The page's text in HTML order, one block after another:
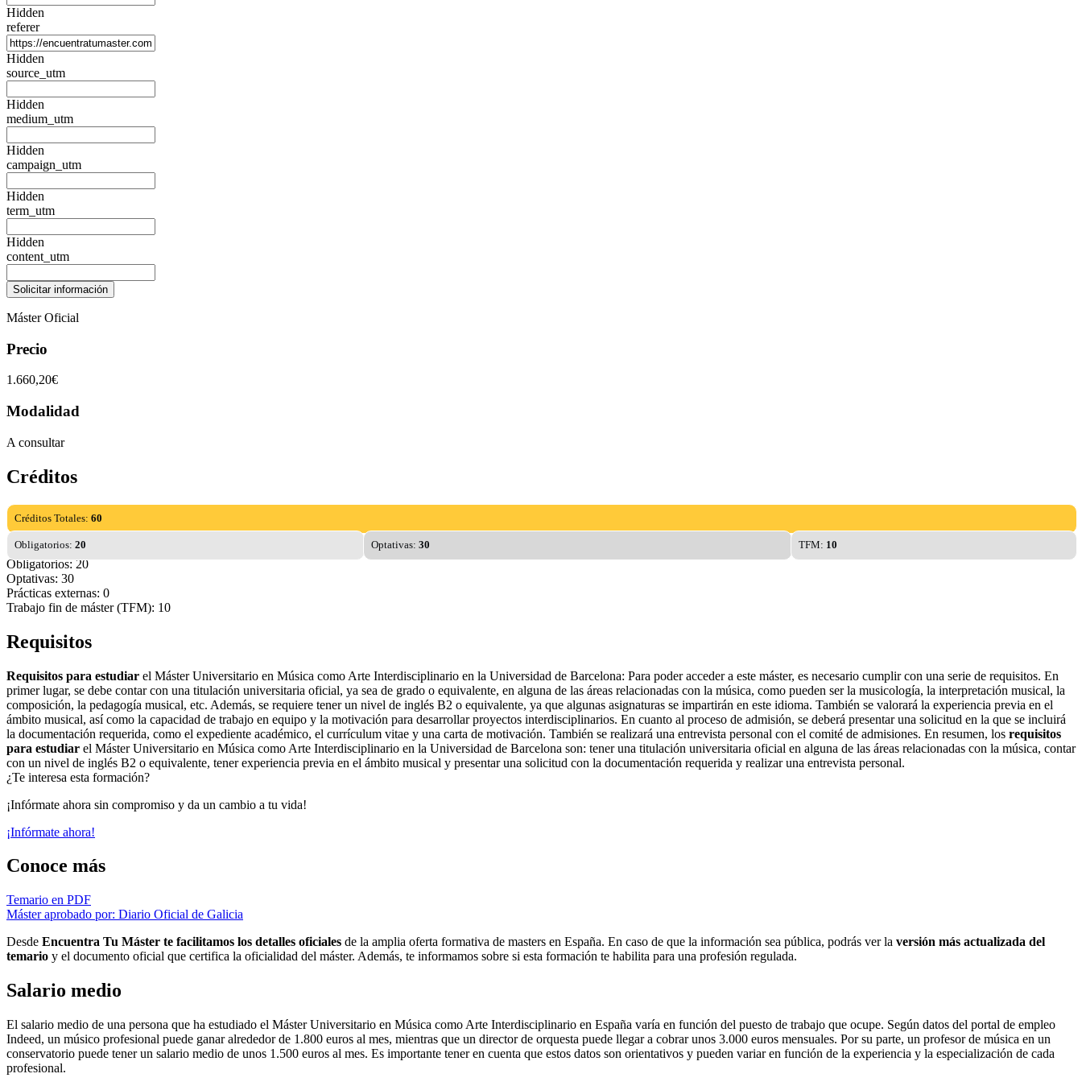
Hidden
referer
Hidden
source_utm
Hidden
medium_utm
Hidden
campaign_utm
Hidden
term_utm
Hidden
content_utm
Máster Oficial
Precio
1.660,20€
Modalidad
A consultar
Créditos
Créditos Totales: 60
Obligatorios: 20 Optativas: 30 TFM: 10
Obligatorios: 20
Optativas: 30
Prácticas externas: 0
Trabajo fin de máster (TFM): 10
Requisitos
Requisitos para estudiar el Máster Universitario en Música como Arte Interdisciplinario en la Universidad de Barcelona: Para poder acceder a este máster, es necesario cumplir con una serie de requisitos. En
primer lugar, se debe contar con una titulación universitaria oficial, ya sea de grado o equivalente, en alguna de las áreas relacionadas con la música, como pueden ser la musicología, la interpretación musical, la
composición, la pedagogía musical, etc. Además, se requiere tener un nivel de inglés B2 o equivalente, ya que algunas asignaturas se impartirán en este idioma. También se valorará la experiencia previa en el
ámbito musical, así como la capacidad de trabajo en equipo y la motivación para desarrollar proyectos interdisciplinarios. En cuanto al proceso de admisión, se deberá presentar una solicitud en la que se incluirá
la documentación requerida, como el expediente académico, el currículum vitae y una carta de motivación. También se realizará una entrevista personal con el comité de admisiones. En resumen, los requisitos
para estudiar el Máster Universitario en Música como Arte Interdisciplinario en la Universidad de Barcelona son: tener una titulación universitaria oficial en alguna de las áreas relacionadas con la música, contar
con un nivel de inglés B2 o equivalente, tener experiencia previa en el ámbito musical y presentar una solicitud con la documentación requerida y realizar una entrevista personal.
¿Te interesa esta formación?
¡Infórmate ahora sin compromiso y da un cambio a tu vida!
¡Infórmate ahora!
Conoce más
Temario en PDF
Máster aprobado por: Diario Oficial de Galicia
Desde Encuentra Tu Máster te facilitamos los detalles oficiales de la amplia oferta formativa de masters en España. En caso de que la información sea pública, podrás ver la versión más actualizada del
temario y el documento oficial que certifica la oficialidad del máster. Además, te informamos sobre si esta formación te habilita para una profesión regulada.
Salario medio
El salario medio de una persona que ha estudiado el Máster Universitario en Música como Arte Interdisciplinario en España varía en función del puesto de trabajo que ocupe. Según datos del portal de empleo
Indeed, un músico profesional puede ganar alrededor de 1.800 euros al mes, mientras que un director de orquesta puede llegar a cobrar unos 3.000 euros mensuales. Por su parte, un profesor de música en un
conservatorio puede tener un salario medio de unos 1.500 euros al mes. Es importante tener en cuenta que estos datos son orientativos y pueden variar en función de la experiencia y la especialización de cada
profesional.